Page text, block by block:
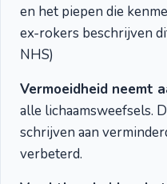
en het piepen die
ex-rokers beschrijven
NHS)
Vermoeidheid neemt
alle lichaamsweefsels.
schrijven aan
verbeterd.